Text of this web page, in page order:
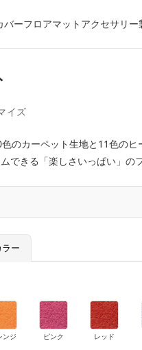
バーフロアマット アクセサリー
イズ
のカーペット生地と11色の
できる「楽しさいっぱい」の
ー
ンジ ピンク レッド